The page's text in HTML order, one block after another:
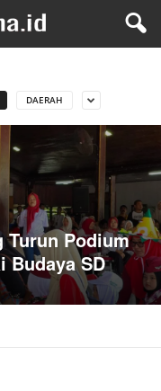
DAERAH
Turun Podium
Budaya SD